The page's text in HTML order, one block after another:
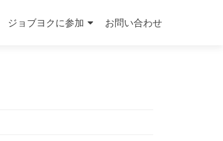
ジョブヨクに参加 お問い合わせ